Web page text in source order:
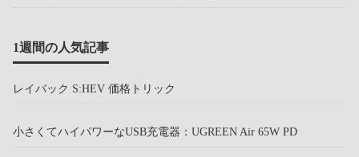
1週間の人気記事
レイバック S:HEV 価格トリック
小さくてハイパワーなUSB充電器：UGREEN Air 65W PD